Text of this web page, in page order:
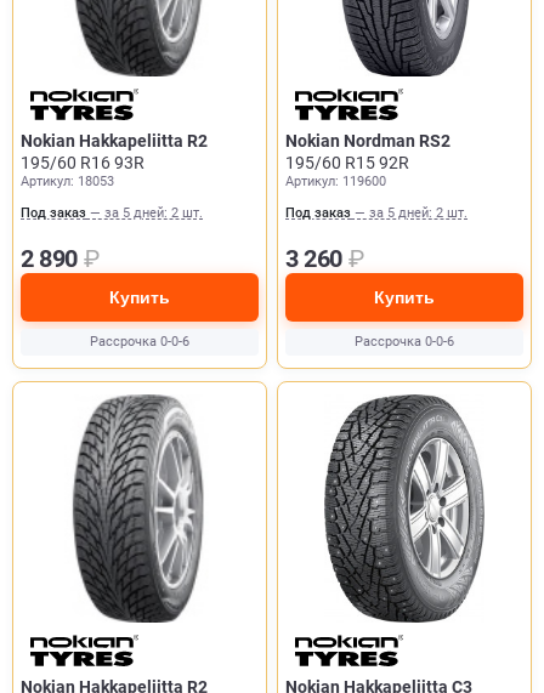
Nokian Hakkapeliitta R2
195/60 R16 93R
Артикул: 18053
Под заказ — за 5 дней: 2 шт.
2 890 ₽
Купить
Рассрочка 0-0-6
Nokian Nordman RS2
195/60 R15 92R
Артикул: 119600
Под заказ — за 5 дней: 2 шт.
3 260 ₽
Купить
Рассрочка 0-0-6
Nokian Hakkapeliitta R2
Nokian Hakkapeliitta C3